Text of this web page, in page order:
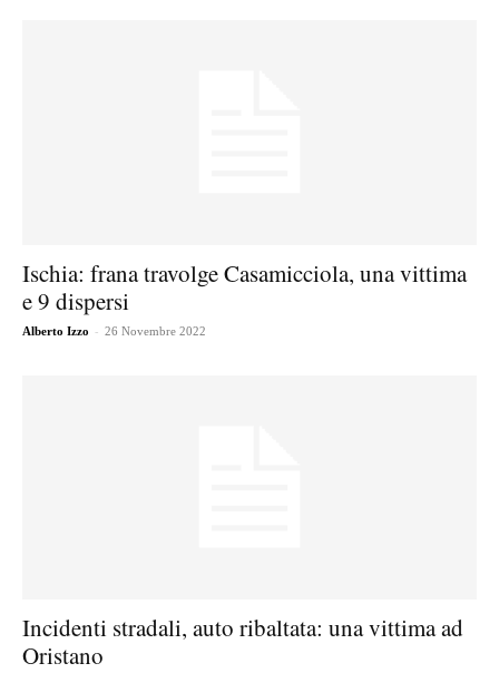
Ischia: frana travolge Casamicciola, una vittima
e 9 dispersi
Alberto Izzo - 26 Novembre 2022
Incidenti stradali, auto ribaltata: una vittima ad
Oristano